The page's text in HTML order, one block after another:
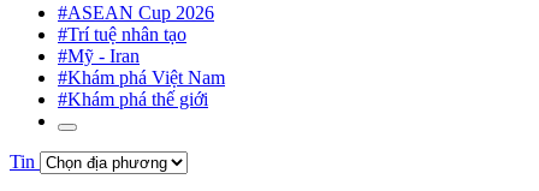
#ASEAN Cup 2026
#Trí tuệ nhân tạo
#Mỹ - Iran
#Khám phá Việt Nam
#Khám phá thế giới
Tin